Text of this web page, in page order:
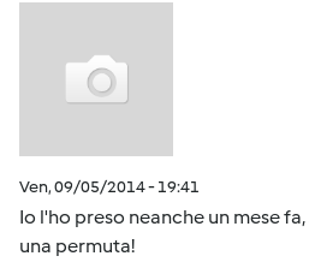
Ven, 09/05/2014 - 19:41
Io l'ho preso neanche un mese
una permuta!